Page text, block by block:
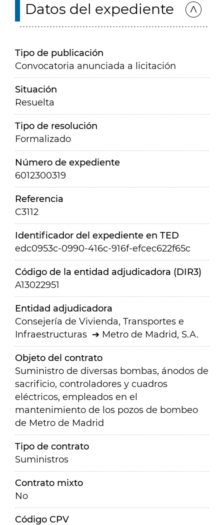
Datos del expediente
Tipo de publicación
Convocatoria anunciada a licitación
Situación
Resuelta
Tipo de resolución
Formalizado
Número de expediente
6012300319
Referencia
C3112
Identificador del expediente en TED
edc0953c-0990-416c-916f-efcec622f65c
Código de la entidad adjudicadora (DIR3)
A13022951
Entidad adjudicadora
Consejería de Vivienda, Transportes e
Infraestructuras
Metro de Madrid, S.A.
Objeto del contrato
Suministro de diversas bombas, ánodos de
sacrificio, controladores y cuadros
eléctricos, empleados en el
mantenimiento de los pozos de bombeo
de Metro de Madrid
Tipo de contrato
Suministros
Contrato mixto
No
Código CPV